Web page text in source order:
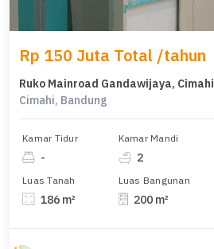
Rp 150 Juta Total /tahun
Ruko Mainroad Gandawijaya, Cimahi
Cimahi, Bandung
Kamar Tidur
-
Kamar Mandi
2
Luas Tanah
186 m²
Luas Bangunan
200 m²